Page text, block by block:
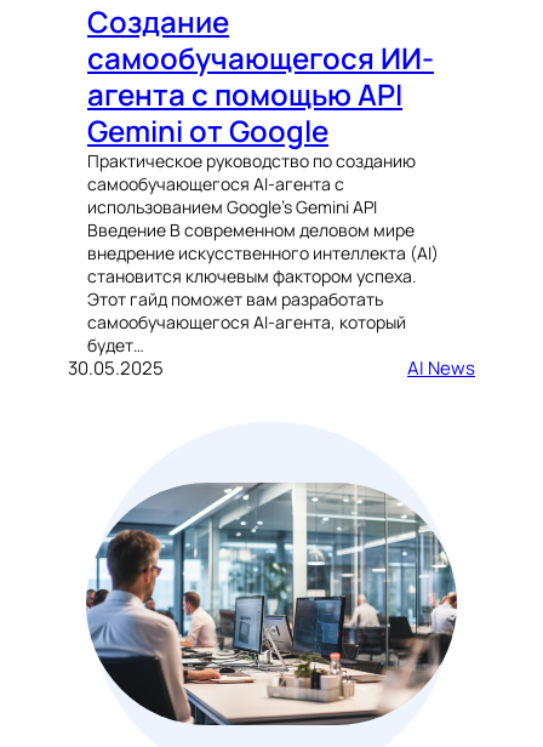
Создание
самообучающегося ИИ-
агента с помощью API
Gemini от Google
Практическое руководство по созданию
самообучающегося AI-агента с
использованием Google’s Gemini API
Введение В современном деловом мире
внедрение искусственного интеллекта (AI)
становится ключевым фактором успеха.
Этот гайд поможет вам разработать
самообучающегося AI-агента, который
будет…
30.05.2025 AI News